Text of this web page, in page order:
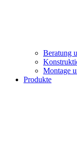
Beratung
Montage
Produkte